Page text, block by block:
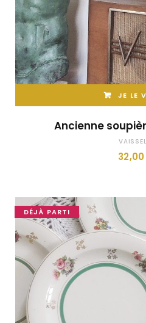
JE LE
Ancienne
32,00
DÉJÀ PARTI